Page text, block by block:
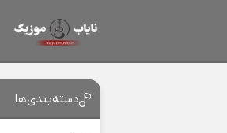
دسته‌بندی‌ها